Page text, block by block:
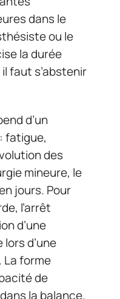
dans le
ou le
la durée
faut s’abstenir
d’un
fatigue,
des
mineure, le
jours. Pour
l’arrêt
d’une
d’une
forme
de
la balance.